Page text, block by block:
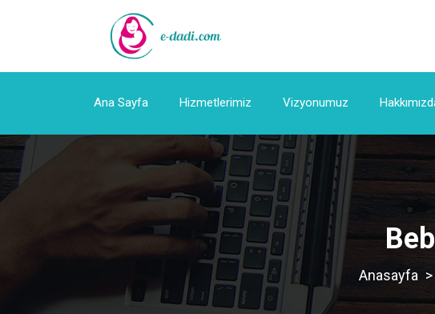
Ana Sayfa Hizmetlerimiz Vizyonumuz
>